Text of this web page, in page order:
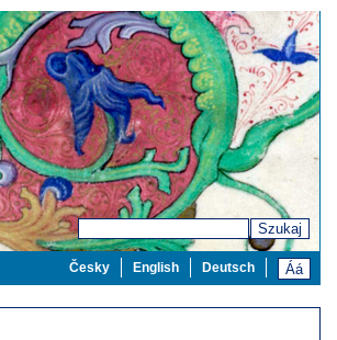
Szukaj
Deutsch
English
Česky